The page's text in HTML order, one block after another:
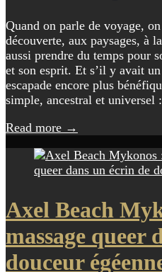
Quand on parle de voyage,
découverte, aux paysages, à
aussi prendre du temps pour
et son esprit. Et s’il y avait
escapade encore plus
simple, ancestral et
Read more →
Axel Beach
massage queer
douceur